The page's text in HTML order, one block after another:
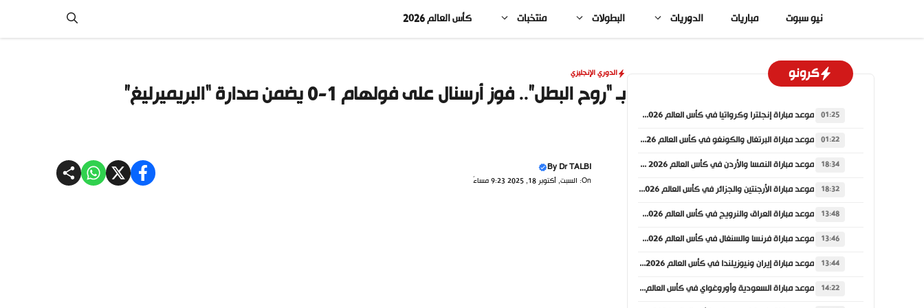
المحتوى
نيو سبوت مباريات الدوريات البطولات منتخبات كأس العالم 2026
الدوري الإنجليزي
بـ “روح البطل”.. فوز أرسنال على فولهام 1-0 يضمن صدارة “البريميرليغ”
ByDr TALBI
On: السبت, أكتوبر 18, 2025 9:23 مساءً
كرونو
01:25 موعد مباراة إنجلترا وكرواتيا في كأس العالم 2026 والقنوات الناقلة
01:22 موعد مباراة البرتغال والكونغو في كأس العالم 2026 والقنوات الناقلة
18:34 موعد مباراة النمسا والأردن في كأس العالم 2026 والقنوات الناقلة
18:32 موعد مباراة الأرجنتين والجزائر في كأس العالم 2026 والقنوات الناقلة
13:48 موعد مباراة العراق والنرويج في كأس العالم 2026 والقنوات الناقلة
13:46 موعد مباراة فرنسا والسنغال في كأس العالم 2026 والقنوات الناقلة
13:44 موعد مباراة إيران ونيوزيلندا في كأس العالم 2026 والقنوات الناقلة
14:22 موعد مباراة السعودية وأوروغواي في كأس العالم 2026 والقنوات الناقلة